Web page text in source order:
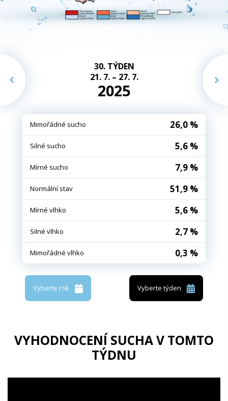
30. TÝDEN
21. 7. – 27. 7.
2025
Mimořádné sucho 26,0 %
Silné sucho 5,6 %
Mírné sucho 7,9 %
Normální stav 51,9 %
Mírné vlhko 5,6 %
Silné vlhko 2,7 %
Mimořádné vlhko 0,3 %
Vyberte rok Vyberte týden
VYHODNOCENÍ SUCHA V TOMTO
TÝDNU